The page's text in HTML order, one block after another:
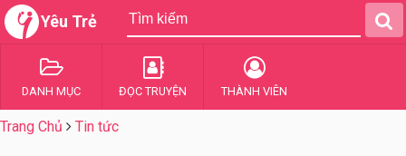
Yêu Trẻ
DANH MỤC ĐỌC TRUYỆN THÀNH VIÊN
Trang Chủ Tin tức